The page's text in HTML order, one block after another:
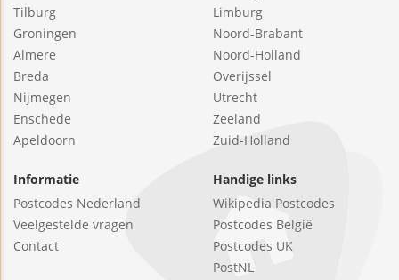
Tilburg
Groningen
Almere
Breda
Nijmegen
Enschede
Apeldoorn
Limburg
Noord-Brabant
Noord-Holland
Overijssel
Utrecht
Zeeland
Zuid-Holland
Informatie
Postcodes Nederland
Veelgestelde vragen
Contact
Handige links
Wikipedia Postcodes
Postcodes België
Postcodes UK
PostNL